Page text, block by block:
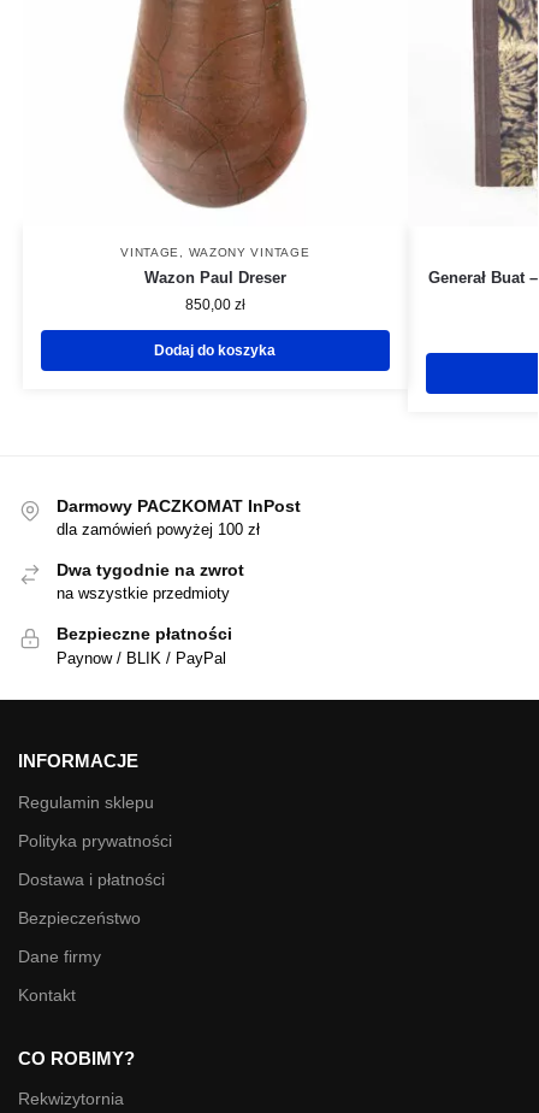
VINTAGE WAZONY VINTAGE
Wazon Paul Dreser
850,00 zł
Dodaj do koszyka
Generał Buat
Darmowy PACZKOMAT InPost
dla zamówień powyżej 100 zł
Dwa tygodnie na zwrot
na wszystkie przedmioty
Bezpieczne płatności
Paynow / BLIK / PayPal
INFORMACJE
Regulamin sklepu
Polityka prywatności
Dostawa i płatności
Bezpieczeństwo
Dane firmy
Kontakt
CO ROBIMY?
Rekwizytornia